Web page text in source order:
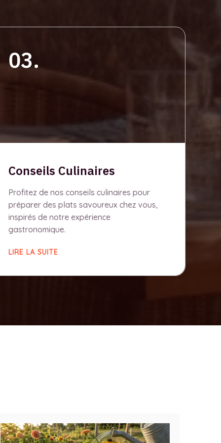
03.
Conseils Culinaires
Profitez de nos conseils culinaires pour
préparer des plats savoureux chez vous,
inspirés de notre expérience
gastronomique.
LIRE LA SUITE